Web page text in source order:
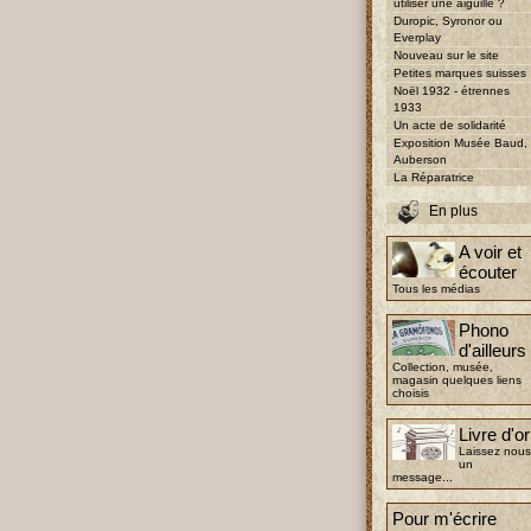
utiliser une aiguille ?
Duropic, Syronor ou
Everplay
Nouveau sur le site
Petites marques suisses
Noël 1932 - étrennes
1933
Un acte de solidarité
Exposition Musée Baud,
Auberson
La Réparatrice
En plus
A voir et
écouter
Tous les médias
Phono
d'ailleurs
Collection, musée,
magasin quelques liens
choisis
Livre d'or
Laissez nous
un
message...
Pour m'écrire